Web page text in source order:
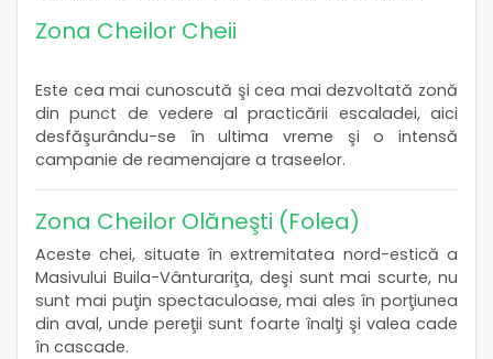
Zona Cheilor Cheii
Este cea mai cunoscută şi cea mai dezvoltată zonă
din punct de vedere al practicării escaladei, aici
desfăşurându-se în ultima vreme şi o intensă
campanie de reamenajare a traseelor.
Zona Cheilor Olăneşti (Folea)
Aceste chei, situate în extremitatea nord-estică a
Masivului Buila-Vânturariţa, deşi sunt mai scurte, nu
sunt mai puţin spectaculoase, mai ales în porţiunea
din aval, unde pereţii sunt foarte înalţi şi valea cade
în cascade.